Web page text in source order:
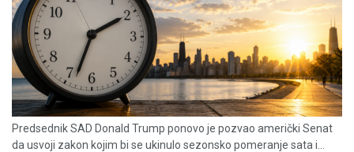
Predsednik SAD Donald Trump ponovo je pozvao američki Senat
da usvoji zakon kojim bi se ukinulo sezonsko pomeranje sata i...